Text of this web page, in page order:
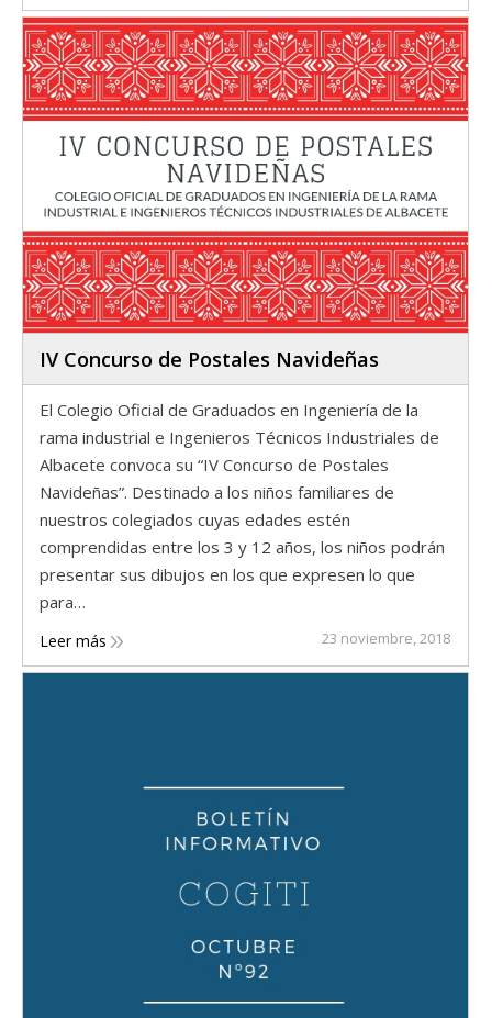
IV Concurso de Postales Navideñas
El Colegio Oficial de Graduados en Ingeniería de la
rama industrial e Ingenieros Técnicos Industriales de
Albacete convoca su “IV Concurso de Postales
Navideñas”. Destinado a los niños familiares de
nuestros colegiados cuyas edades estén
comprendidas entre los 3 y 12 años, los niños podrán
presentar sus dibujos en los que expresen lo que
para…
Leer más 23 noviembre, 2018